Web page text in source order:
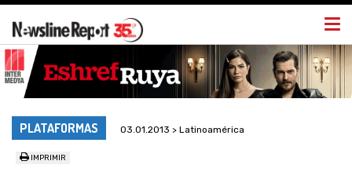
PLATAFORMAS 03.01.2013 > Latinoamérica
IMPRIMIR